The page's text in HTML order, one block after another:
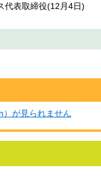
代表取締役(12月4日)
）が見られません